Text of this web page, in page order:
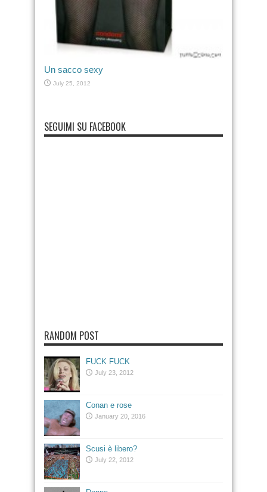
Un sacco sexy
July 25, 2012
SEGUIMI SU FACEBOOK
RANDOM POST
FUCK FUCK
July 23, 2012
Conan e rose
January 20, 2016
Scusi è libero?
July 22, 2012